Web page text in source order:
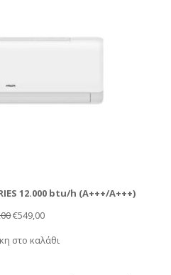
12.000 btu/h (Α+++/A+++)
Original
was:
€549,00Η
τιμή
στο καλάθι